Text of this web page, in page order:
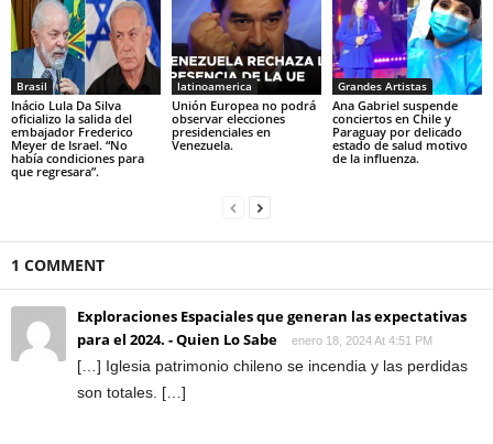
Brasil
Inácio Lula Da Silva
oficializo la salida del
embajador Frederico
Meyer de Israel. “No
había condiciones para
que regresara”.
latinoamerica
Unión Europea no podrá
observar elecciones
presidenciales en
Venezuela.
Grandes Artistas
Ana Gabriel suspende
conciertos en Chile y
Paraguay por delicado
estado de salud motivo
de la influenza.
1 COMMENT
Exploraciones Espaciales que generan las expectativas
para el 2024. - Quien Lo Sabe
enero 18, 2024 At 4:51 PM
[…] Iglesia patrimonio chileno se incendia y las perdidas
son totales. […]